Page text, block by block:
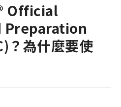
Official
Preparation
？為什麼要使